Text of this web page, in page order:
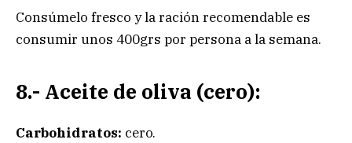
Consúmelo fresco y la ración recomendable es
consumir unos 400grs por persona a la semana.
8.- Aceite de oliva (cero):
Carbohidratos: cero.